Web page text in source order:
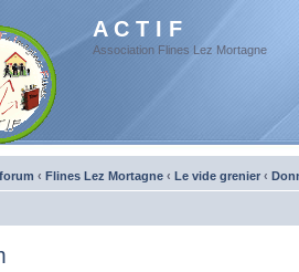
A C T I F
Association Flines Lez Mortagne
‹ Flines Lez Mortagne ‹ Le vide grenier ‹